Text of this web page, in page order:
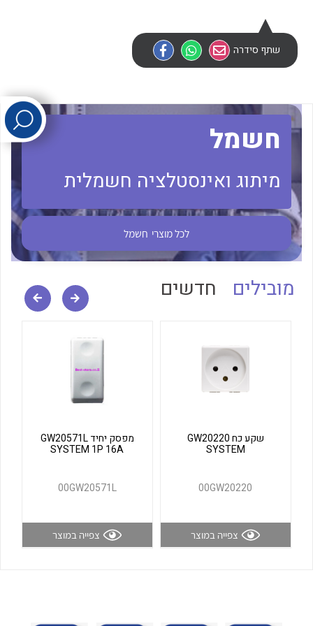
לכל מוצרי היצרן
לכל מוצרי היצרן לכל מוצרי היצרן
לכל מוצרי היצרן לכל מוצרי היצרן
שתף סידרה
חשמל
מיתוג ואינסטלציה חשמלית
לכל מוצרי חשמל
מובילים חדשים
שקע כח GW20220
SYSTEM
00GW20220
צפייה במוצר
מפסק יחיד GW20571L
SYSTEM 1P 16A
00GW20571L
צפייה במוצר